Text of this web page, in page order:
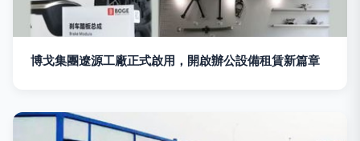
博戈集團遼源工廠正式啟用，開啟辦公設備租賃新篇章